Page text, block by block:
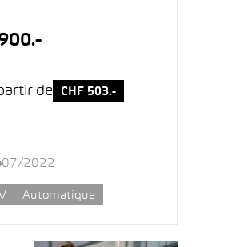
de CHF 503.-
07/2022
Automatique